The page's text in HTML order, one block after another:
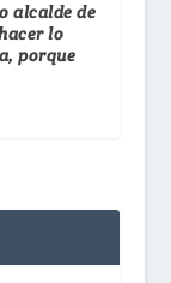
alcalde de
lo
porque